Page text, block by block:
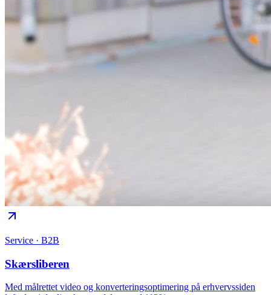
Service · B2B
Skærsliberen
Med målrettet video og konverteringsoptimering på erhvervssiden